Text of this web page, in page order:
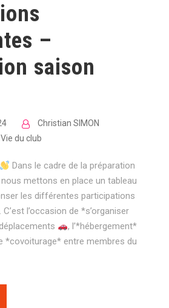
–
saison
Christian SIMON
Vie du club
Dans le cadre de la préparation
mettons en place un tableau
les différentes participations
l’occasion de *s’organiser
, l’*hébergement*
*covoiturage* entre membres du